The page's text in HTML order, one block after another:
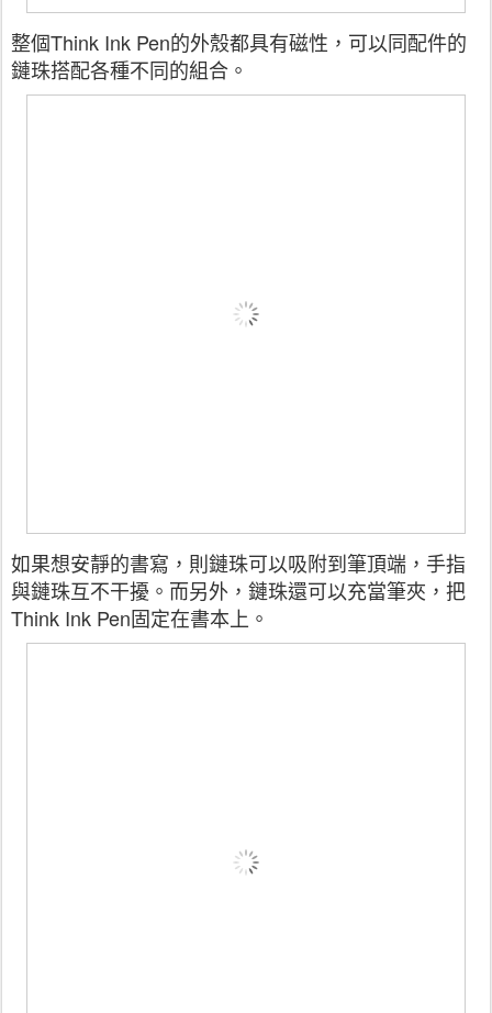
整個Think Ink Pen的外殼都具有磁性，可以同配件的
鏈珠搭配各種不同的組合。
如果想安靜的書寫，則鏈珠可以吸附到筆頂端，手指
與鏈珠互不干擾。而另外，鏈珠還可以充當筆夾，把
Think Ink Pen固定在書本上。